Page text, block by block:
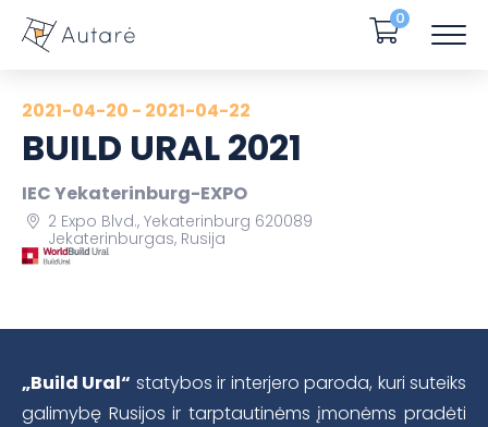
0
2021-04-20 - 2021-04-22
BUILD URAL 2021
IEC Yekaterinburg-EXPO
2 Expo Blvd., Yekaterinburg 620089
Jekaterinburgas, Rusija
„Build Ural“ statybos ir interjero paroda, kuri suteiks
galimybę Rusijos ir tarptautinėms įmonėms pradėti